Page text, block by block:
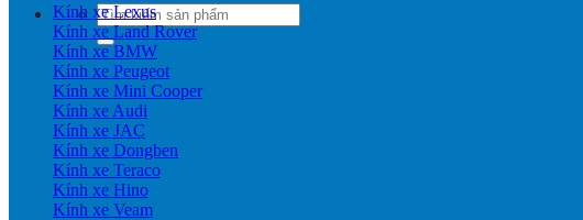
Tìm
kiếm:
Kính xe Lexus
Kính xe Land Rover
Kính xe BMW
Kính xe Peugeot
Kính xe Mini Cooper
Kính xe Audi
Kính xe JAC
Kính xe Dongben
Kính xe Teraco
Kính xe Hino
Kính xe Veam